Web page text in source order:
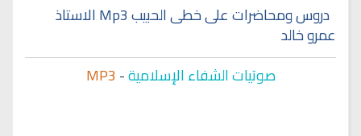
دروس ومحاضرات على خطى الحبيب Mp3 الاستاذ
عمرو خالد
صوتيات الشفاء الإسلامية-
MP3